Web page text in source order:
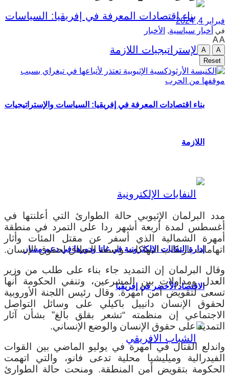
بناء اقتصادات المعرفة في إفريقيا: السياسات والإستراتيجيات
اللازمة
إدارة النفايات الإلكترونية في غانا ودورها في دعم مسار
الاقتصاد الأخضر في إفريقيا
فبراير 4, 2024
في أخبار سياسية, الأخبار
AA
A
A
Reset
مدد البرلمان الإثيوبي حالة الطوارئ التي أعلنتها في
أغسطس لمدة أربعة أشهر ردا على التمرد في منطقة
أمهرة الشمالية الذي أسفر عن مقتل المئات وأثار
اتهامات بارتكاب انتهاكات واسعة النطاق لحقوق الإنسان.
وقال البرلمان إن التمديد جاء بناء على طلب من وزير
العدل ومداولات بين المشرعين، وتنفي الحكومة أنها
تسعى لتقويض أمن أمهرة. وقال رئيس اللجنة الأوروبية
لحقوق الإنسان دانييل باكيلي على وسائل التواصل
الاجتماعي إن منظمته “تشعر بقلق بالغ” بشأن آثار
التمديد على حقوق الإنسان والوضع الإنساني.
واندلع القتال في أمهرة في يوليو الماضي بين القوات
الفيدرالية وميليشيا محلية تدعى فانو، والتي اتهمت
الحكومة بتقويض أمن المنطقة. ومنحت حالة الطوارئ